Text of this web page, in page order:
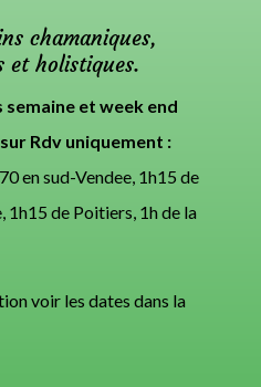
chamaniques,
et holistiques.
et week end
Rdv uniquement :
en sud-Vendee, 1h15 de
1h15 de Poitiers, 1h de la
voir les dates dans la